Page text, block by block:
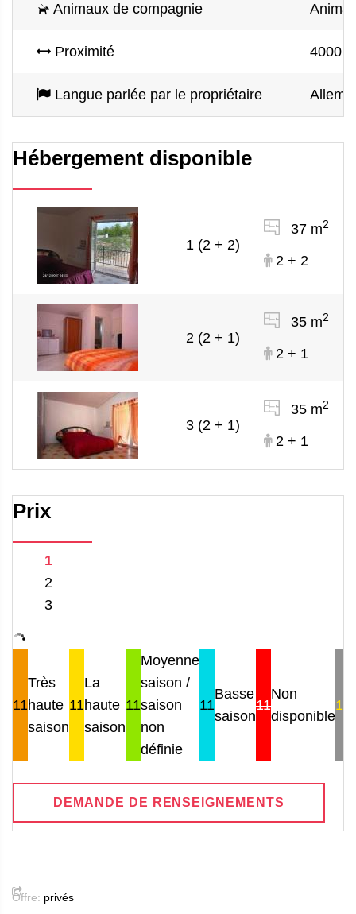
Animaux de compagnie
Proximité 4000
Langue parlée par le propriétaire
Hébergement disponible
1 (2 + 2)
37 m2
2 + 2
2 (2 + 1)
35 m2
2 + 1
3 (2 + 1)
35 m2
2 + 1
Prix
1
2
3
11
Très
haute
saison
11
La
haute
saison
11
Moyenne
saison /
saison
non
définie
11
Basse
saison
11
Non
disponible
11
DEMANDE DE RENSEIGNEMENTS
Offre: privés